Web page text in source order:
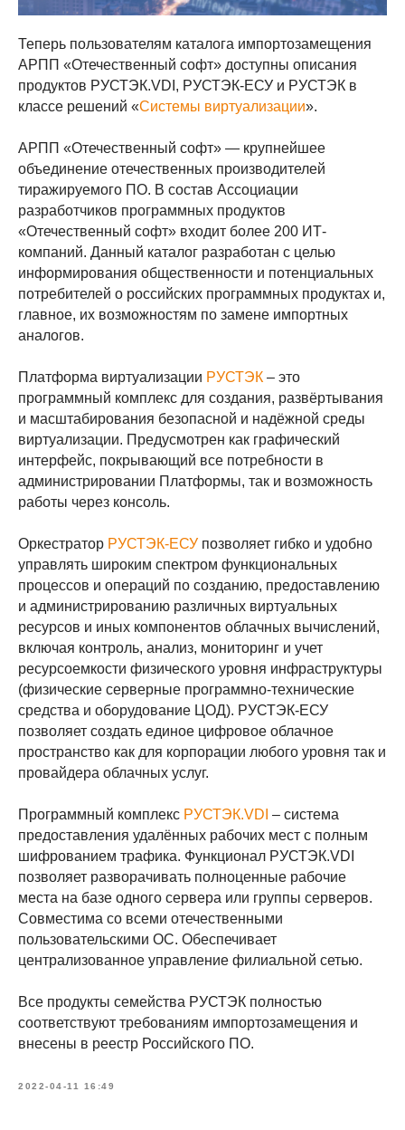
Теперь пользователям каталога импортозамещения
АРПП «Отечественный софт» доступны описания
продуктов РУСТЭК.VDI, РУСТЭК-ЕСУ и РУСТЭК в
классе решений «Системы виртуализации».
АРПП «Отечественный софт» — крупнейшее
объединение отечественных производителей
тиражируемого ПО. В состав Ассоциации
разработчиков программных продуктов
«Отечественный софт» входит более 200 ИТ-
компаний. Данный каталог разработан с целью
информирования общественности и потенциальных
потребителей о российских программных продуктах и,
главное, их возможностям по замене импортных
аналогов.
Платформа виртуализации РУСТЭК – это
программный комплекс для создания, развёртывания
и масштабирования безопасной и надёжной среды
виртуализации. Предусмотрен как графический
интерфейс, покрывающий все потребности в
администрировании Платформы, так и возможность
работы через консоль.
Оркестратор РУСТЭК-ЕСУ позволяет гибко и удобно
управлять широким спектром функциональных
процессов и операций по созданию, предоставлению
и администрированию различных виртуальных
ресурсов и иных компонентов облачных вычислений,
включая контроль, анализ, мониторинг и учет
ресурсоемкости физического уровня инфраструктуры
(физические серверные программно-технические
средства и оборудование ЦОД). РУСТЭК-ЕСУ
позволяет создать единое цифровое облачное
пространство как для корпорации любого уровня так и
провайдера облачных услуг.
Программный комплекс РУСТЭК.VDI – система
предоставления удалённых рабочих мест с полным
шифрованием трафика. Функционал РУСТЭК.VDI
позволяет разворачивать полноценные рабочие
места на базе одного сервера или группы серверов.
Совместима со всеми отечественными
пользовательскими ОС. Обеспечивает
централизованное управление филиальной сетью.
Все продукты семейства РУСТЭК полностью
соответствуют требованиям импортозамещения и
внесены в реестр Российского ПО.
2022-04-11 16:49